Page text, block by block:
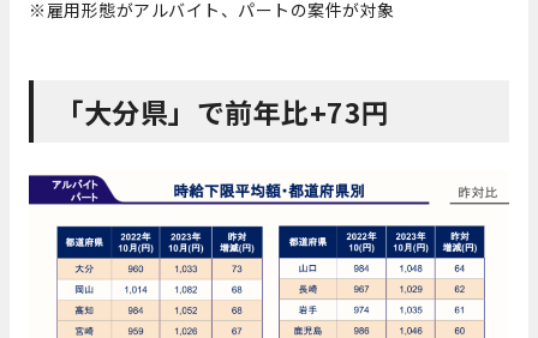
※雇用形態がアルバイト、パートの案件が対象
「大分県」で前年比+73円